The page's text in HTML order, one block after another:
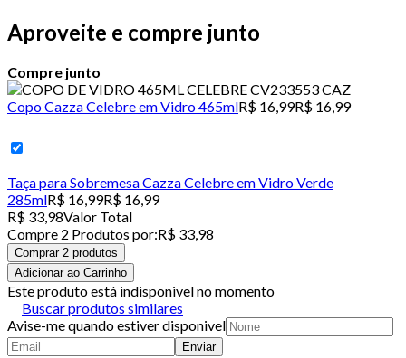
Aproveite e compre junto
Compre junto
Copo Cazza Celebre em Vidro 465mlR$ 16,99R$ 16,99
Taça para Sobremesa Cazza Celebre em Vidro Verde
285mlR$ 16,99R$ 16,99
R$ 33,98Valor Total
Compre 2 Produtos por:R$ 33,98
Comprar 2 produtos
Adicionar ao Carrinho
Este produto está indisponivel no momento
Buscar produtos similares
Avise-me quando estiver disponivel
Enviar